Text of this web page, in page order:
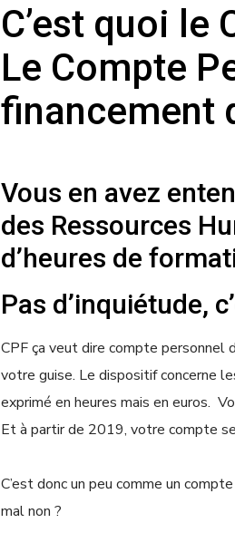
C’est quoi le
Le Compte
financement
Vous en avez
des Ressources
d’heures de
Pas d’inquiétude,
CPF ça veut dire compte personnel
votre guise. Le dispositif concerne
exprimé en heures mais en euros.
Et à partir de 2019, votre compte
C’est donc un peu comme un
mal non ?